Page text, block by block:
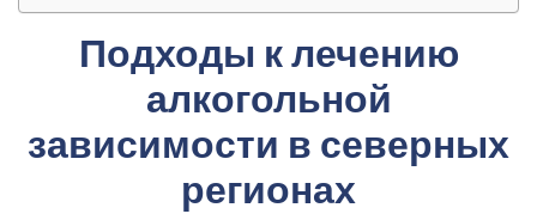
Подходы к лечению
алкогольной
зависимости в северных
регионах